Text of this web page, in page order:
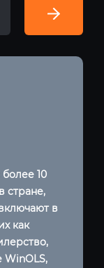
10
стране,
в
как
WinOLS,